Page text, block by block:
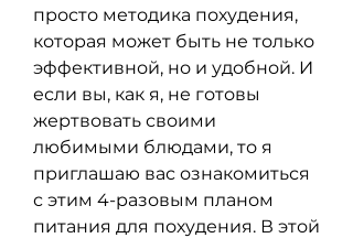
просто методика похудения,
которая может быть не только
эффективной, но и удобной. И
если вы, как я, не готовы
жертвовать своими
любимыми блюдами, то я
приглашаю вас ознакомиться
с этим 4-разовым планом
питания для похудения. В этой